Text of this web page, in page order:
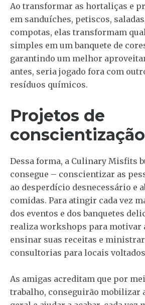
Ao transformar as hortaliças e
em sanduíches, petiscos,
compotas, elas transformam
simples em um banquete de
garantindo um melhor
antes, seria jogado fora com
resíduos químicos.
Projetos de
conscientização
Dessa forma, a Culinary Misfits
consegue – conscientizar as
ao desperdício desnecessário e
comidas. Para atingir cada vez
dos eventos e dos banquetes
realiza workshops para motivar
ensinar suas receitas e
consultorias para locais
As amigas acreditam que por
trabalho, conseguirão mobilizar